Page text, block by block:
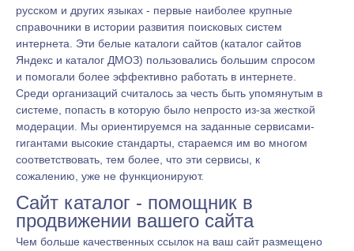
русском и других языках - первые наиболее крупные
справочники в истории развития поисковых систем
интернета. Эти белые каталоги сайтов (каталог сайтов
Яндекс и каталог ДМОЗ) пользовались большим спросом
и помогали более эффективно работать в интернете.
Среди организаций считалось за честь быть упомянутым в
системе, попасть в которую было непросто из-за жесткой
модерации. Мы ориентируемся на заданные сервисами-
гигантами высокие стандарты, стараемся им во многом
соответствовать, тем более, что эти сервисы, к
сожалению, уже не функционируют.
Сайт каталог - помощник в
продвижении вашего сайта
Чем больше качественных ссылок на ваш сайт размещено